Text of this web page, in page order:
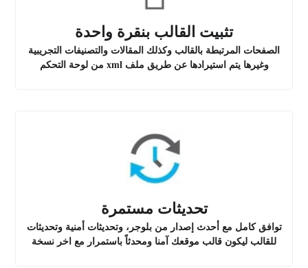
تثبيت القالب بنقرة واحدة
الصفحات المرتبطة بالقالب وكذلك المقالات والتصنيفات التجريبية
وغيرها يتم استيرادها عن طريق ملف xml من لوحة التحكم
تحديثات مستمرة
توافق كامل مع أحدث إصدار من بلوجر، وتحديثات أمنية وتحديثات
للقالب ليكون قالب موقعك آمنا ومحدثاً باستمرار مع اخر نسخة